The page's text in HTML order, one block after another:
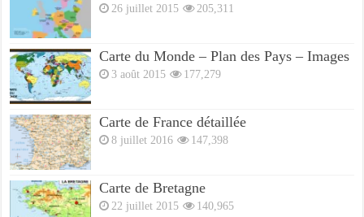
26 juillet 2015 205,311
Carte du Monde – Plan des Pays – Images
3 août 2015 177,279
Carte de France détaillée
8 juillet 2016 147,398
Carte de Bretagne
22 juillet 2015 140,965